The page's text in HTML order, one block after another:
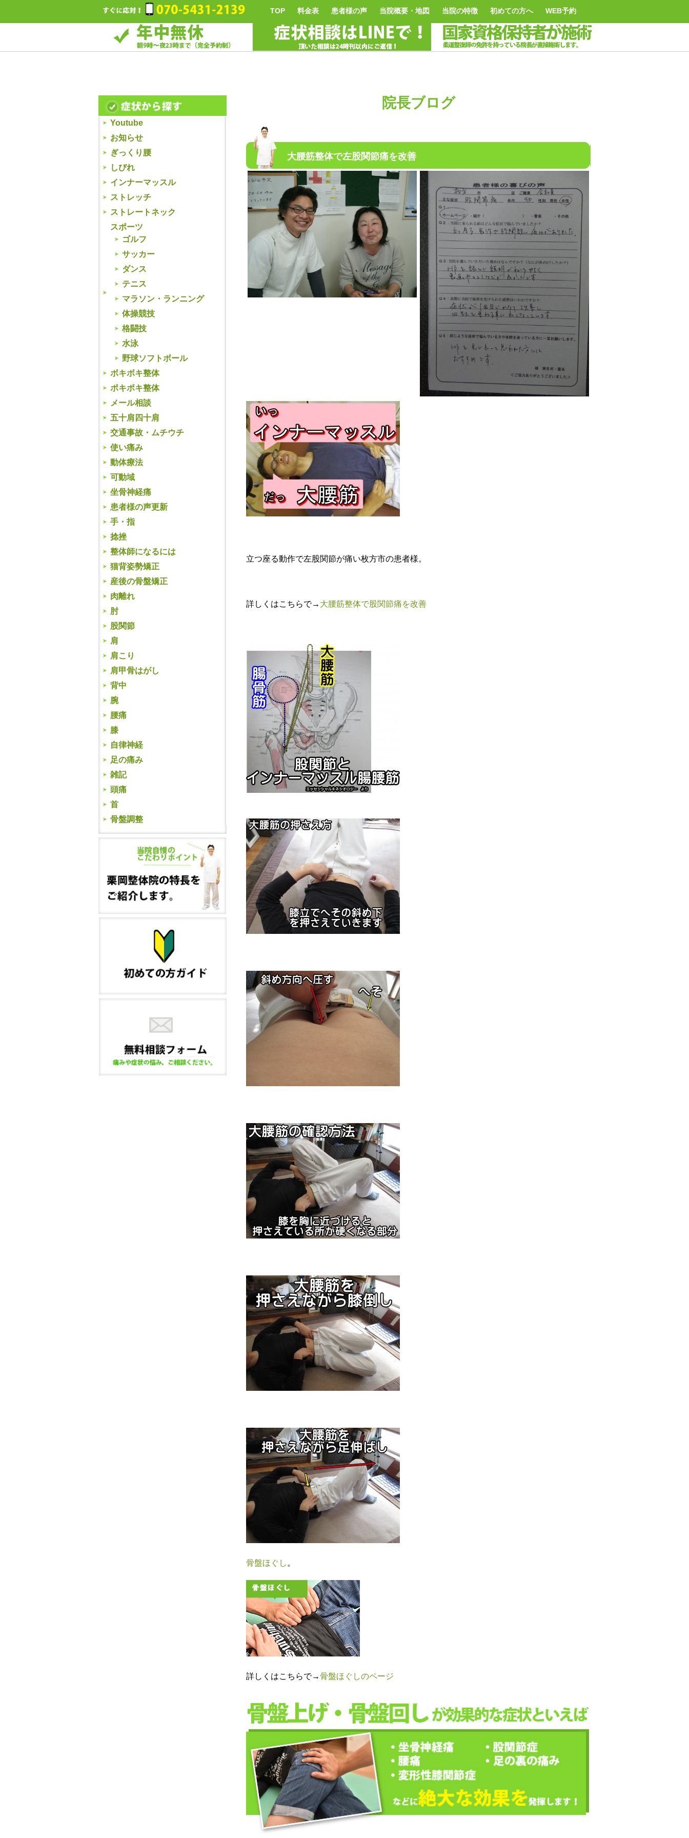
TOP 料金表 患者様の声 当院概要・地図 当院の特徴 初めての方へ WEB予約
Youtube
お知らせ
ぎっくり腰
しびれ
インナーマッスル
ストレッチ
ストレートネック
スポーツ
ゴルフ
サッカー
ダンス
テニス
マラソン・ランニング
体操競技
格闘技
水泳
野球ソフトボール
ボキボキ整体
ポキポキ整体
メール相談
五十肩四十肩
交通事故・ムチウチ
使い痛み
動体療法
可動域
坐骨神経痛
患者様の声更新
手・指
捻挫
整体師になるには
猫背姿勢矯正
産後の骨盤矯正
肉離れ
肘
股関節
肩
肩こり
肩甲骨はがし
背中
腕
腰痛
膝
自律神経
足の痛み
雑記
頭痛
首
骨盤調整
院長ブログ
大腰筋整体で左股関節痛を改善
立つ座る動作で左股関節が痛い枚方市の患者様。
詳しくはこちらで→ 大腰筋整体で股関節痛を改善
骨盤ほぐし 。
詳しくはこちらで→骨盤ほぐしのページ